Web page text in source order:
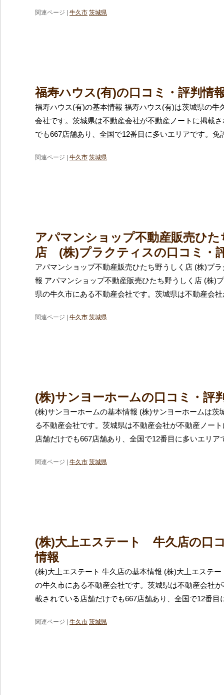
関連ページ | 牛久市 茨城県
福寿ハウス(有)の口コミ・評判情
福寿ハウス(有)の基本情報 福寿ハウス(有)は茨城県の牛
会社です。茨城県は不動産会社が不動産ノートに掲載
でも667店舗あり、全国で12番目に多いエリアです。免
関連ページ | 牛久市 茨城県
アパマンショップ不動産販売ひ
店 (株)プラクティスの口コミ・
アパマンショップ不動産販売ひたち野うしく店 (株)プ
報 アパマンショップ不動産販売ひたち野うしく店 (株)
県の牛久市にある不動産会社です。茨城県は不動産会
関連ページ | 牛久市 茨城県
(株)サンヨーホームの口コミ・評
(株)サンヨーホームの基本情報 (株)サンヨーホームは茨
る不動産会社です。茨城県は不動産会社が不動産ノー
店舗だけでも667店舗あり、全国で12番目に多いエリア
関連ページ | 牛久市 茨城県
(株)大上エステート 牛久店の口
情報
(株)大上エステート 牛久店の基本情報 (株)大上エステ
の牛久市にある不動産会社です。茨城県は不動産会社
載されている店舗だけでも667店舗あり、全国で12番目
関連ページ | 牛久市 茨城県